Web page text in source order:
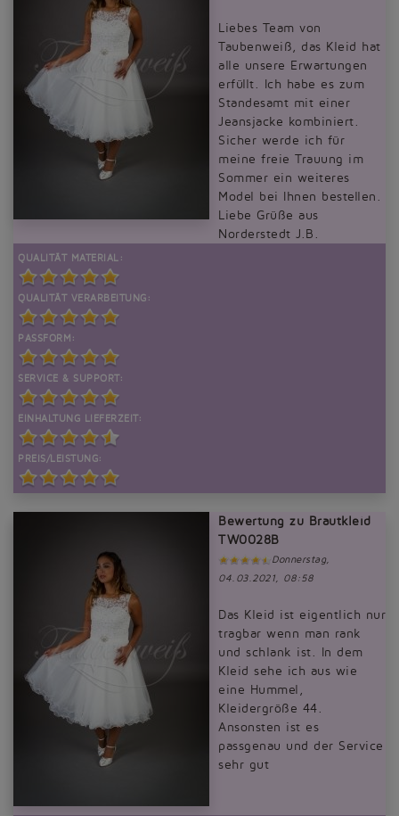
Liebes Team von
Taubenweiß, das Kleid hat
alle unsere Erwartungen
erfüllt. Ich habe es zum
Standesamt mit einer
Jeansjacke kombiniert.
Sicher werde ich für
meine freie Trauung im
Sommer ein weiteres
Model bei Ihnen bestellen.
Liebe Grüße aus
Norderstedt J.B.
QUALITÄT MATERIAL:
QUALITÄT VERARBEITUNG:
PASSFORM:
SERVICE & SUPPORT:
EINHALTUNG LIEFERZEIT:
PREIS/LEISTUNG:
Bewertung zu Brautkleid
TW0028B
Donnerstag,
04.03.2021, 08:58
Das Kleid ist eigentlich nur
tragbar wenn man rank
und schlank ist. In dem
Kleid sehe ich aus wie
eine Hummel,
Kleidergröße 44.
Ansonsten ist es
passgenau und der Service
sehr gut